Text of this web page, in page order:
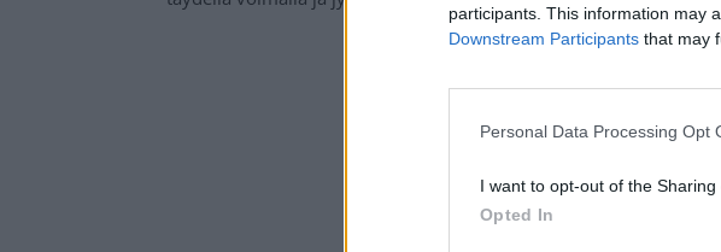
participants. This information may
Downstream Participants that may
Personal Data Processing Opt
I want to opt-out of the Sharing
Opted In